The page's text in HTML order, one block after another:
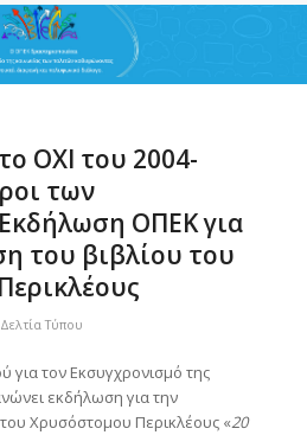
ΟΧΙ του 2004-
των
ΟΠΕΚ για
του βιβλίου του
Δελτία Τύπου
για τον Εκσυγχρονισμό της
εκδήλωση για την
Χρυσόστομου Περικλέους «20